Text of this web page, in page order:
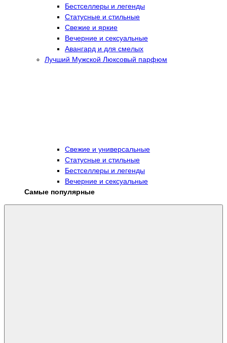
Бестселлеры и легенды
Статусные и стильные
Свежие и яркие
Вечерние и сексуальные
Авангард и для смелых
Лучший Мужской Люксовый парфюм
Свежие и универсальные
Статусные и стильные
Бестселлеры и легенды
Вечерние и сексуальные
Самые популярные